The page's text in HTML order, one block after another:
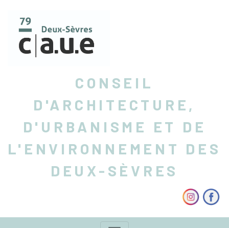
CONSEIL
D'ARCHITECTURE,
D'URBANISME ET DE
L'ENVIRONNEMENT DES
DEUX-SÈVRES